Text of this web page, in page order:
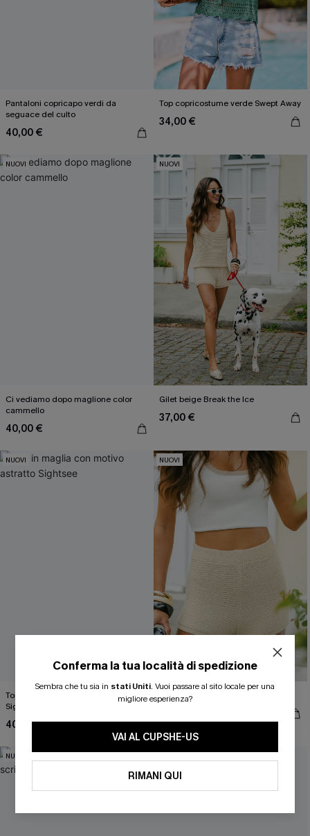
Pantaloni copricapo verdi da
seguace del culto
40,00 €
Top copricostume verde Swept Away
34,00 €
NUOVI
Ci vediamo dopo maglione color
cammello
40,00 €
NUOVI
Gilet beige Break the Ice
37,00 €
NUOVI
Top in maglia con motivo astratto
Sightsee
40,00 €
NUOVI
Pantaloncini beige Wild Summer
NUOVI
Conferma la tua località di spedizione
Sembra che tu sia in stati Uniti. Vuoi passare al sito locale per una
migliore esperienza?
VAI AL CUPSHE-US
RIMANI QUI
ISCRIVITI PER OTTENERE
20% DI SCONTO SU 2 O PIÙ ARTICOLI